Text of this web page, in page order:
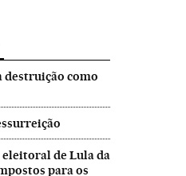
destruição como
de Lula da
para os